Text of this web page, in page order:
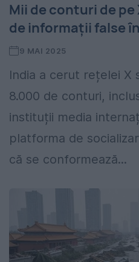
Mii de conturi de pe
de informații false
9 MAI 2025
India a cerut rețelei X
8.000 de conturi,
instituții media
platforma de
că se conformează...